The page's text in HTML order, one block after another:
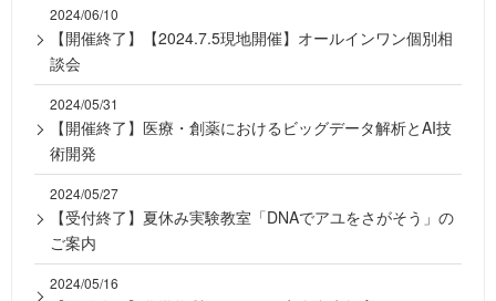
2024/06/10
【開催終了】【2024.7.5現地開催】オールインワン個別相
談会
2024/05/31
【開催終了】医療・創薬におけるビッグデータ解析とAI技
術開発
2024/05/27
【受付終了】夏休み実験教室「DNAでアユをさがそう」の
ご案内
2024/05/16